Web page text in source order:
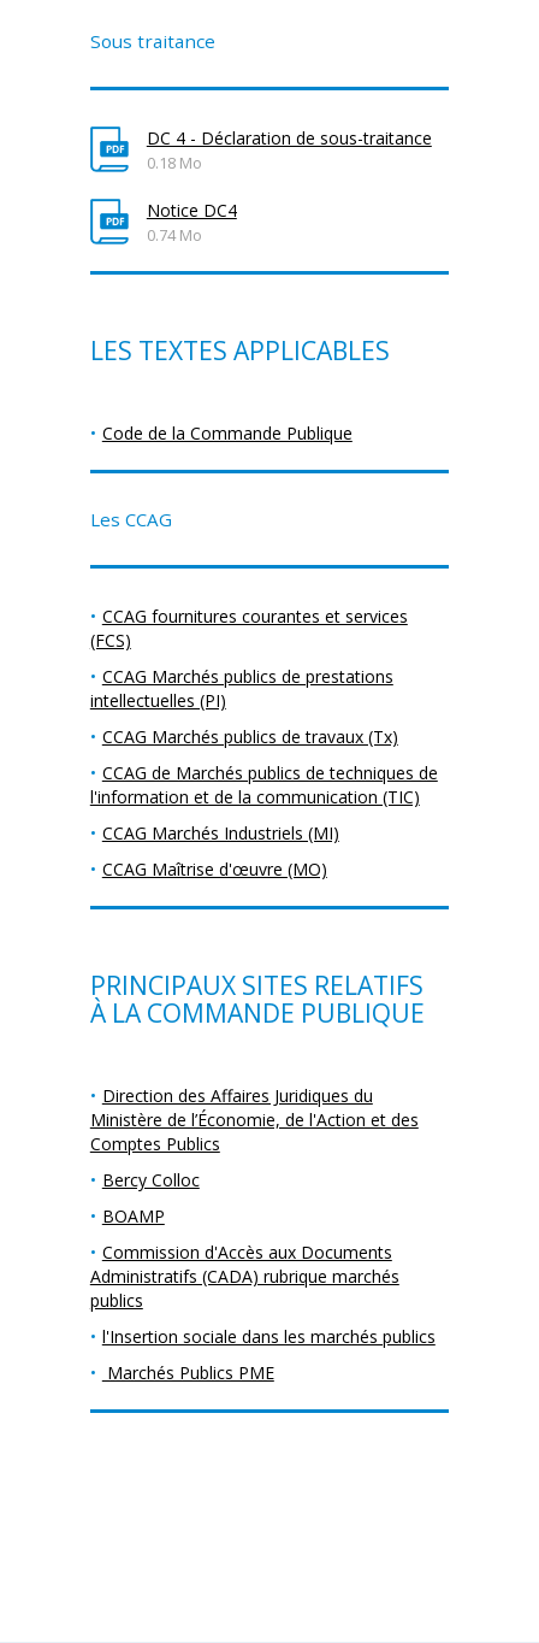
Sous traitance
DC 4 - Déclaration de sous-traitance
0.18 Mo
Notice DC4
0.74 Mo
LES TEXTES APPLICABLES
Code de la Commande Publique
Les CCAG
CCAG fournitures courantes et services
(FCS)
CCAG Marchés publics de prestations
intellectuelles (PI)
CCAG Marchés publics de travaux (Tx)
CCAG de Marchés publics de techniques de
l'information et de la communication (TIC)
CCAG Marchés Industriels (MI)
CCAG Maîtrise d'œuvre (MO)
PRINCIPAUX SITES RELATIFS
À LA COMMANDE PUBLIQUE
Direction des Affaires Juridiques du
Ministère de l’Économie, de l'Action et des
Comptes Publics
Bercy Colloc
BOAMP
Commission d'Accès aux Documents
Administratifs (CADA) rubrique marchés
publics
l'Insertion sociale dans les marchés publics
Marchés Publics PME